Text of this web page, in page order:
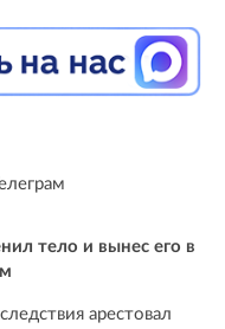
тело и вынес его в
арестовал